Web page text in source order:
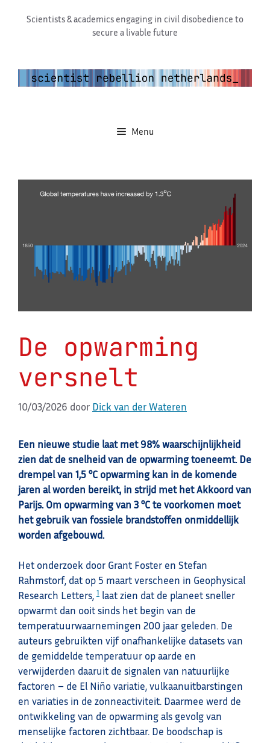
Scientists & academics engaging in civil disobedience to
secure a livable future
Menu
De opwarming
versnelt
10/03/2026 door Dick van der Wateren
Een nieuwe studie laat met 98% waarschijnlijkheid
zien dat de snelheid van de opwarming toeneemt. De
drempel van 1,5 °C opwarming kan in de komende
jaren al worden bereikt, in strijd met het Akkoord van
Parijs. Om opwarming van 3 °C te voorkomen moet
het gebruik van fossiele brandstoffen onmiddellijk
worden afgebouwd.
Het onderzoek door Grant Foster en Stefan
Rahmstorf, dat op 5 maart verscheen in Geophysical
Research Letters, 1 laat zien dat de planeet sneller
opwarmt dan ooit sinds het begin van de
temperatuurwaarnemingen 200 jaar geleden. De
auteurs gebruikten vijf onafhankelijke datasets van
de gemiddelde temperatuur op aarde en
verwijderden daaruit de signalen van natuurlijke
factoren – de El Niño variatie, vulkaanuitbarstingen
en variaties in de zonneactiviteit. Daarmee werd de
ontwikkeling van de opwarming als gevolg van
menselijke factoren zichtbaar. De boodschap is